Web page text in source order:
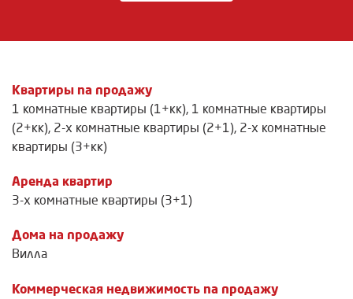
Квартиры na продажу
1 комнатные квартиры (1+кк), 1 комнатные квартиры
(2+кк), 2-х комнатные квартиры (2+1), 2-х комнатные
квартиры (3+кк)
Аренда квартир
3-х комнатные квартиры (3+1)
Дома на продажу
Вилла
Коммерческая недвижимость na продажу